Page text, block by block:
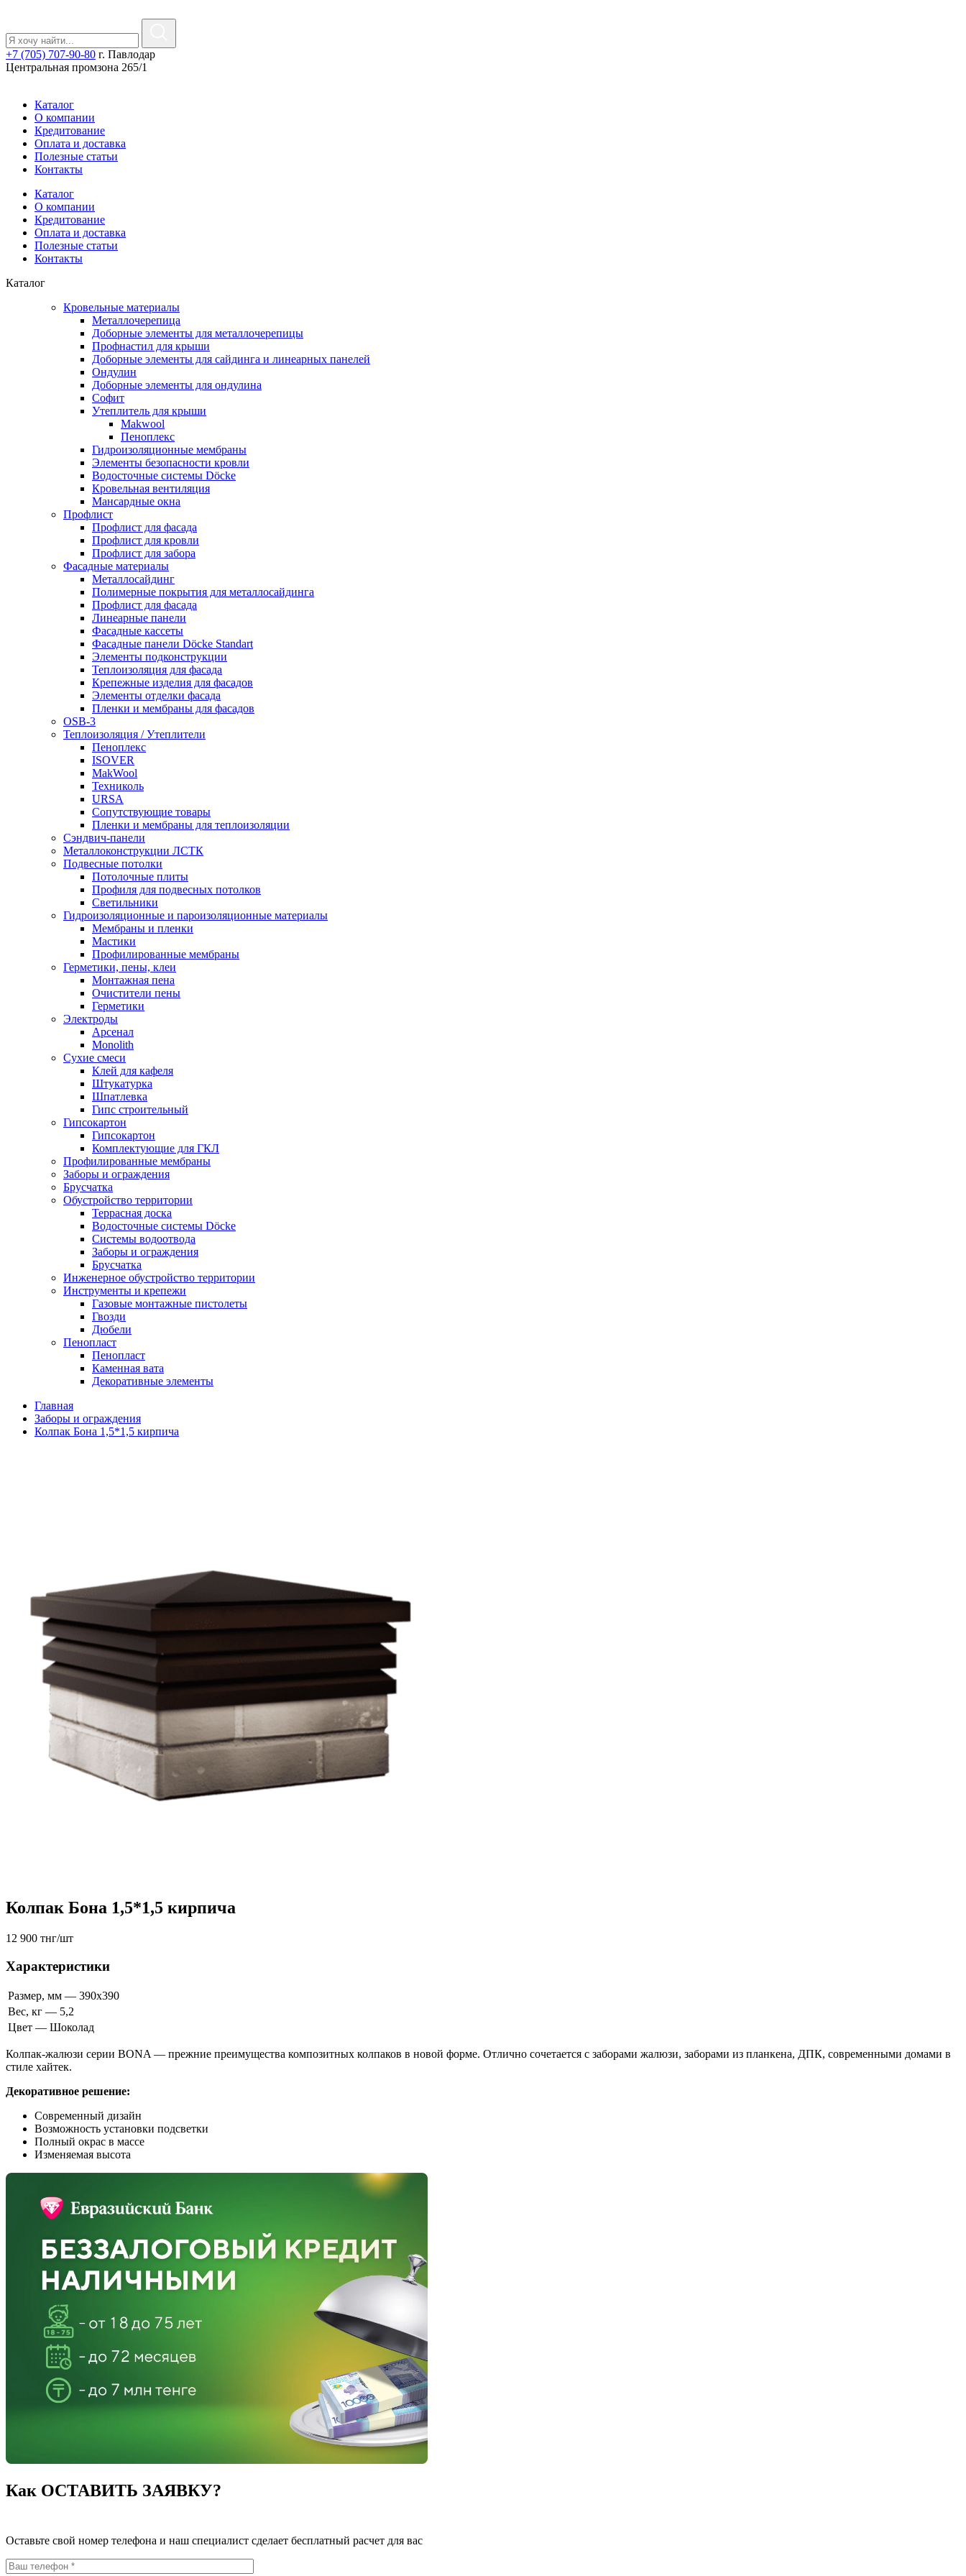
+7 (705) 707-90-80 г. Павлодар
Центральная промзона 265/1
Каталог
О компании
Кредитование
Оплата и доставка
Полезные статьи
Контакты
Каталог
О компании
Кредитование
Оплата и доставка
Полезные статьи
Контакты
Каталог
Кровельные материалы
Металлочерепица
Доборные элементы для металлочерепицы
Профнастил для крыши
Доборные элементы для сайдинга и линеарных панелей
Ондулин
Доборные элементы для ондулина
Софит
Утеплитель для крыши
Makwool
Пеноплекс
Гидроизоляционные мембраны
Элементы безопасности кровли
Водосточные системы Döcke
Кровельная вентиляция
Мансардные окна
Профлист
Профлист для фасада
Профлист для кровли
Профлист для забора
Фасадные материалы
Металлосайдинг
Полимерные покрытия для металлосайдинга
Профлист для фасада
Линеарные панели
Фасадные кассеты
Фасадные панели Döcke Standart
Элементы подконструкции
Теплоизоляция для фасада
Крепежные изделия для фасадов
Элементы отделки фасада
Пленки и мембраны для фасадов
OSB-3
Теплоизоляция / Утеплители
Пеноплекс
ISOVER
MakWool
Техниколь
URSA
Сопутствующие товары
Пленки и мембраны для теплоизоляции
Сэндвич-панели
Металлоконструкции ЛСТК
Подвесные потолки
Потолочные плиты
Профиля для подвесных потолков
Светильники
Гидроизоляционные и пароизоляционные материалы
Мембраны и пленки
Мастики
Профилированные мембраны
Герметики, пены, клеи
Монтажная пена
Очистители пены
Герметики
Электроды
Арсенал
Monolith
Сухие смеси
Клей для кафеля
Штукатурка
Шпатлевка
Гипс строительный
Гипсокартон
Гипсокартон
Комплектующие для ГКЛ
Профилированные мембраны
Заборы и ограждения
Брусчатка
Обустройство территории
Террасная доска
Водосточные системы Döcke
Системы водоотвода
Заборы и ограждения
Брусчатка
Инженерное обустройство территории
Инструменты и крепежи
Газовые монтажные пистолеты
Гвозди
Дюбели
Пенопласт
Пенопласт
Каменная вата
Декоративные элементы
Главная
Заборы и ограждения
Колпак Бона 1,5*1,5 кирпича
Колпак Бона 1,5*1,5 кирпича
12 900 тнг/шт
Характеристики
Размер, мм — 390x390
Вес, кг — 5,2
Цвет — Шоколад
Колпак-жалюзи серии BONA — прежние преимущества композитных колпаков в новой форме. Отлично сочетается с заборами жалюзи, заборами из планкена, ДПК, современными домами в
стиле хайтек.
Декоративное решение:
Современный дизайн
Возможность установки подсветки
Полный окрас в массе
Изменяемая высота
Как ОСТАВИТЬ ЗАЯВКУ?
Оставьте свой номер телефона и наш специалист сделает бесплатный расчет для вас